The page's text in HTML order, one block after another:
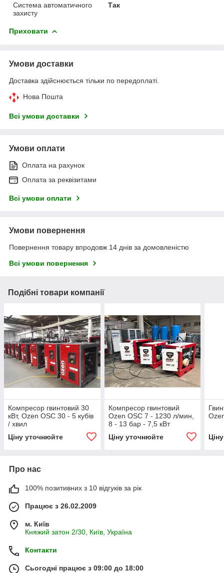
Система автоматичного
захисту
Так
Приховати
Умови доставки
Доставка здійснюється тільки по передоплаті.
Нова Пошта
Всі умови доставки
Умови оплати
Оплата на рахунок
Оплата за реквізитами
Всі умови оплати
Умови повернення
Повернення товару впродовж 14 днів за домовленістю
Всі умови повернення
Подібні товари компанії
Компресор гвинтовий 30
кВт, Ozen OSC 30 - 5 кубів
/ хвил
Ціну уточнюйте
Компресор гвинтовий
Ozen OSC 7 - 1230 л/мин,
8 - 13 бар - 7,5 кВт
Ціну уточнюйте
Про нас
100% позитивних з 10 відгуків за рік
Працює з 26.02.2009
м. Київ
Княжий затон 2/30, Київ, Україна
Контакти
Сьогодні працює з 09:00 до 18:00